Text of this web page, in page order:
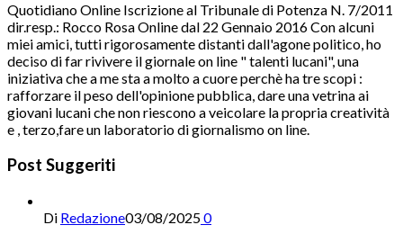
Quotidiano Online Iscrizione al Tribunale di Potenza N. 7/2011
dir.resp.: Rocco Rosa Online dal 22 Gennaio 2016 Con alcuni
miei amici, tutti rigorosamente distanti dall'agone politico, ho
deciso di far rivivere il giornale on line " talenti lucani", una
iniziativa che a me sta a molto a cuore perchè ha tre scopi :
rafforzare il peso dell'opinione pubblica, dare una vetrina ai
giovani lucani che non riescono a veicolare la propria creatività
e , terzo,fare un laboratorio di giornalismo on line.
Post Suggeriti
Di Redazione03/08/20250